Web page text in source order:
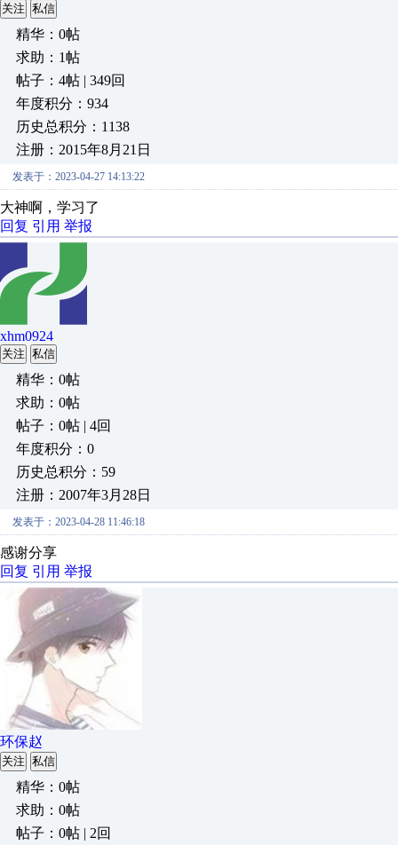
关注 私信
精华：0帖
求助：1帖
帖子：4帖 | 349回
年度积分：934
历史总积分：1138
注册：2015年8月21日
发表于：2023-04-27 14:13:22
大神啊，学习了
回复 引用 举报
xhm0924
关注 私信
精华：0帖
求助：0帖
帖子：0帖 | 4回
年度积分：0
历史总积分：59
注册：2007年3月28日
发表于：2023-04-28 11:46:18
感谢分享
回复 引用 举报
环保赵
关注 私信
精华：0帖
求助：0帖
帖子：0帖 | 2回